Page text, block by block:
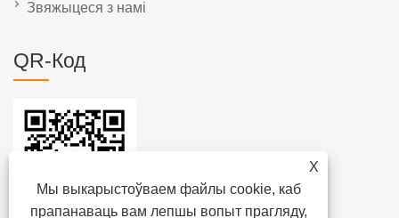
X
Мы выкарыстоўваем файлы cookie, каб
прапанаваць вам лепшы вопыт прагляду,
Звяжыцеся з намі
QR-Код